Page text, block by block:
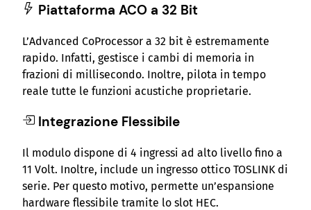
Piattaforma ACO a 32 Bit
L’Advanced CoProcessor a 32 bit è estremamente
rapido. Infatti, gestisce i cambi di memoria in
frazioni di millisecondo. Inoltre, pilota in tempo
reale tutte le funzioni acustiche proprietarie.
Integrazione Flessibile
Il modulo dispone di 4 ingressi ad alto livello fino a
11 Volt. Inoltre, include un ingresso ottico TOSLINK di
serie. Per questo motivo, permette un’espansione
hardware flessibile tramite lo slot HEC.